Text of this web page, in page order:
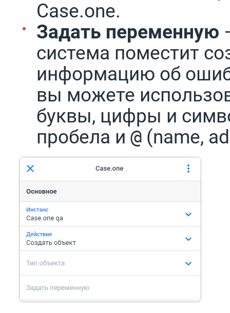
Case.one.
Задать переменную
система поместит
информацию об
вы можете
буквы, цифры и
пробела и @ (name,